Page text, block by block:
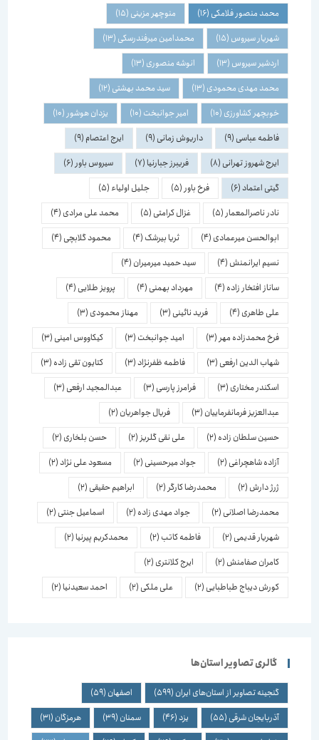
محمد منصور فلامکی(16) منوچهر مزینی(15)
شهریار سیروس(15) محمدامین میرفندرسکی(13)
اردشیر سیروس(13) انوشه منصوری(13)
محمد مهدی محمودی(13) سید محمد بهشتی(12)
خوبچهر کشاورزی(10) امیر جوانبخت(10) یزدان هوشور(10)
فاطمه عباسی(9) داریوش زمانی(9) ایرج اعتصام(9)
ایرج شهروز تهرانی(8) فریبرز جبارنیا(7) سیروس باور (6)
گیتی اعتماد(6) فرخ باور (5) جلیل اولیاء(5)
نادر ناصرالمعمار(5) غزال کرامتی(5) محمد علی مرادی(4)
ابوالحسن میرعمادی(4) ثریا بیرشک(4) محمود گلابچی(4)
نسیم ایرانمنش(4) سید حمید میرمیران(4)
ساناز افتخار زاده(4) مهرداد بهمنی(4) پرویز طلایی(4)
علی طاهری(4) فرید نائینی(3) مهناز محمودی(3)
فرخ محمدزاده مهر (3) امید جوانبخت(3) کیکاووس امینی(3)
شهاب الدین ارفعی(3) فاطمه ظفرنژاد(3) کتایون تقی زاده(3)
اسكندر مختاری(3) فرامرز پارسی(3) عبدالمجید ارفعی(3)
عبدالعزیز فرمانفرماییان(3) فریال جواهریان(2)
حسین سلطان زاده(2) علی نقی گلریز(2) حسن بلخاری(2)
آزاده شاهچراغی(2) جواد میرحسینی(2) مسعود علی نژاد (2)
ژرژ دارش(2) محمدرضا کارگر(2) ابراهیم حقیقی(2)
محمدرضا اصلانی(2) جواد مهدی زاده(2) اسماعیل جنتی(2)
شهریار قدیمی(2) فاطمه کاتب(2) محمدکریم پیرنیا(2)
کامران صفامنش(2) ایرج کلانتری(2)
کورش دیباج طباطبایی(2) علی ملکی(2) احمد سعیدنیا(2)
گالری تصاویر استان‌ها
گنجینه تصاویر از استان‌های ایران(599) اصفهان(59)
آذربایجان شرقی(55)
(46) سمنان(39) هرمزگان(31)